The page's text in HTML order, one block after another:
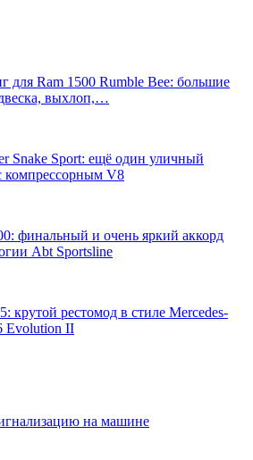
для Ram 1500 Rumble Bee: большие
выхлоп,…
Snake Sport: ещё один уличный
компрессорным V8
финальный и очень яркий аккорд
Abt Sportsline
крутой рестомод в стиле Mercedes-
Evolution II
на машине